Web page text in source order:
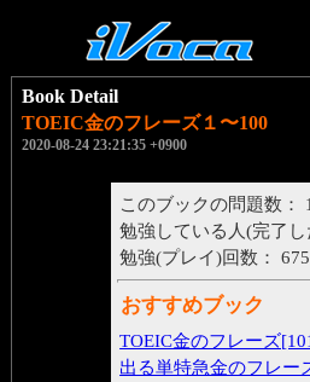
Book Detail
TOEIC金のフレーズ１〜100
2020-08-24 23:21:35 +0900
このブックの問題数：
勉強している人(完了
勉強(プレイ)回数：
おすすめブック
TOEIC金のフレーズ
出る単特急金のフレー